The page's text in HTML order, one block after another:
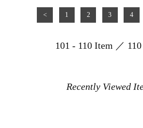
< 1 2 3 4
101 - 110 Item ／
Recently Viewed